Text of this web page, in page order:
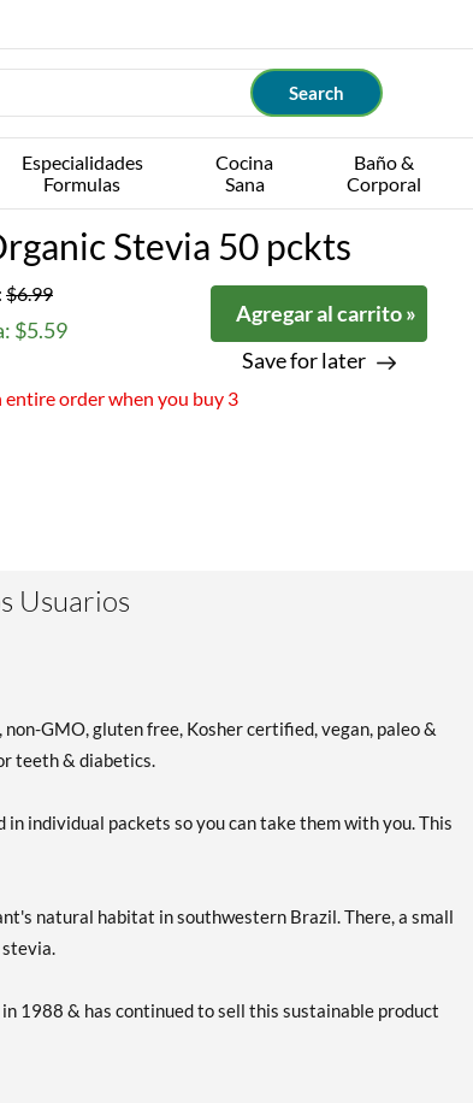
Especialidades
Formulas
Cocina
Sana
Baño &
Corporal
Stevia 50 pckts
$6.99
$5.59
Agregar al carrito »
Save for later
order when you buy 3
Usuarios
GMO, gluten free, Kosher certified, vegan, paleo &
teeth & diabetics.
in individual packets so you can take them with you. This
natural habitat in southwestern Brazil. There, a small
1988 & has continued to sell this sustainable product